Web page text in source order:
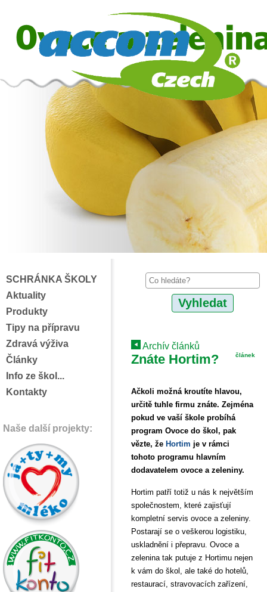
SCHRÁNKA ŠKOLY
Aktuality
Produkty
Tipy na přípravu
Zdravá výživa
Články
Info ze škol...
Kontakty
Naše další projekty:
Archív článků
Znáte Hortim? článek
Ačkoli možná kroutíte hlavou,
určitě tuhle firmu znáte. Zejména
pokud ve vaší škole probíhá
program Ovoce do škol, pak
vězte, že Hortim je v rámci
tohoto programu hlavním
dodavatelem ovoce a zeleniny.
Hortim patří totiž u nás k největším
společnostem, které zajisťují
kompletní servis ovoce a zeleniny.
Postarají se o veškerou logistiku,
uskladnění i přepravu. Ovoce a
zelenina tak putuje z Hortimu nejen
k vám do škol, ale také do hotelů,
restaurací, stravovacích zařízení,